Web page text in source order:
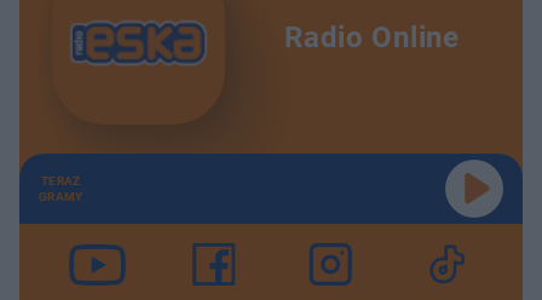
Radio Online
TERAZ
GRAMY